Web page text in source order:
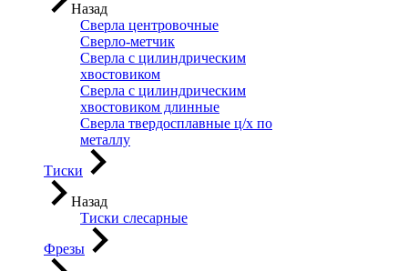
Назад
Сверла центровочные
Сверло-метчик
Сверла с цилиндрическим
хвостовиком
Сверла с цилиндрическим
хвостовиком длинные
Сверла твердосплавные ц/х по
металлу
Тиски
Назад
Тиски слесарные
Фрезы